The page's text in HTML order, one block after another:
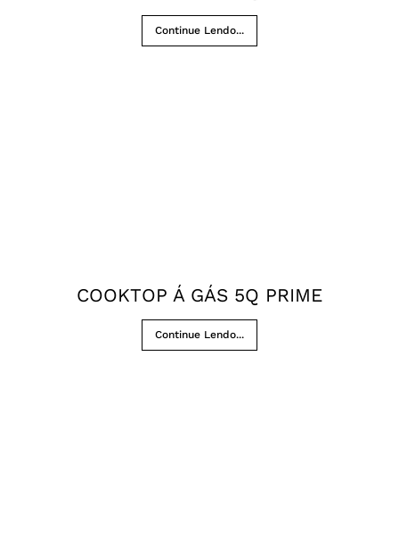
Continue Lendo...
COOKTOP Á GÁS 5Q PRIME
Continue Lendo...